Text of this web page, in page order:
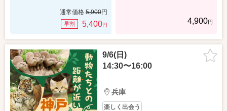
通常価格 5,900円
早割 5,400円 4,900円
9/6(日)
14:30〜16:00
兵庫
楽しく出会う